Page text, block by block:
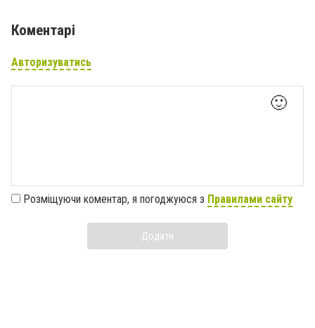
Коментарі
Авторизуватись
🙂
Розміщуючи коментар, я погоджуюся з Правилами сайту
Додати